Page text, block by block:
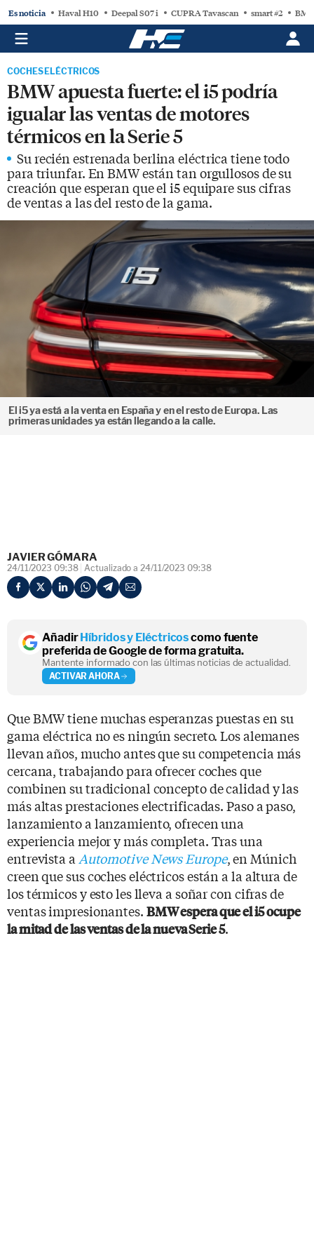
Es noticia Haval H10 Deepal S07 i CUPRA Tavascan smart #2
COCHES ELÉCTRICOS
BMW apuesta fuerte: el i5 podría
igualar las ventas de motores
térmicos en la Serie 5
Su recién estrenada berlina eléctrica tiene todo
para triunfar. En BMW están tan orgullosos de su
creación que esperan que el i5 equipare sus cifras
de ventas a las del resto de la gama.
El i5 ya está a la venta en España y en el resto de Europa. Las
primeras unidades ya están llegando a la calle.
JAVIER GÓMARA
24/11/2023 09:38 Actualizado a 24/11/2023 09:38
AñadirHíbridos y Eléctricoscomo fuente
preferida de Google de forma gratuita.
Mantente informado con las últimas noticias de actualidad.
ACTIVAR AHORA
Que BMW tiene muchas esperanzas puestas en su
gama eléctrica no es ningún secreto. Los alemanes
llevan años, mucho antes que su competencia más
cercana, trabajando para ofrecer coches que
combinen su tradicional concepto de calidad y las
más altas prestaciones electrificadas. Paso a paso,
lanzamiento a lanzamiento, ofrecen una
experiencia mejor y más completa. Tras una
entrevista a Automotive News Europe, en Múnich
creen que sus coches eléctricos están a la altura de
los térmicos y esto les lleva a soñar con cifras de
ventas impresionantes. BMW espera que el i5 ocupe
la mitad de las ventas de la nueva Serie 5.